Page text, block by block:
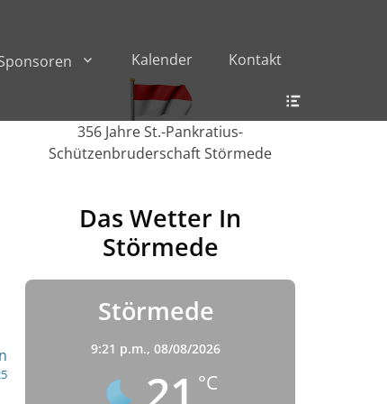
Kalender Kontakt
356 Jahre St.-Pankratius-
Schützenbruderschaft Störmede
Das Wetter In
Störmede
Störmede
9:21 p.m., 08/08/2026
°C